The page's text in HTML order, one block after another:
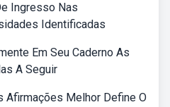
Ingresso Nas
Identificadas
Em Seu Caderno As
A Seguir
Afirmações Melhor Define O